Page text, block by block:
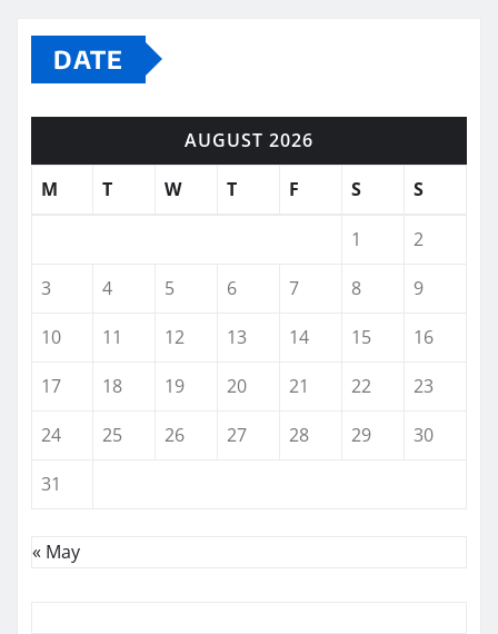
DATE
AUGUST 2026
M
T W T F S S
1
2
3
4 5 6 7 8
9
10
11 12 13 14 15
16
17
18 19 20 21 22
23
24
25 26 27 28 29
30
31
« May